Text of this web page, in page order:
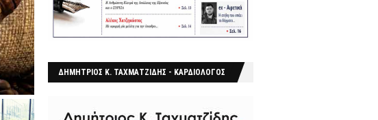
ΔΗΜΗΤΡΙΟΣ Κ. ΤΑΧΜΑΤΖΙΔΗΣ - ΚΑΡΔΙΟΛΟΓΟΣ